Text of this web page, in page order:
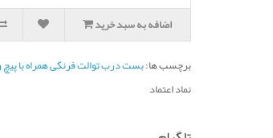
اضافه به سبد خرید
برچسب ها:بست درب توالت فرنگی همراه با پیچ
نماد اعتماد